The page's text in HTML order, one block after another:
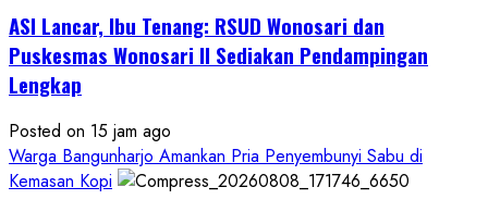
ASI Lancar, Ibu Tenang: RSUD Wonosari dan
Puskesmas Wonosari II Sediakan Pendampingan
Lengkap
Posted on 15 jam ago
Warga Bangunharjo Amankan Pria Penyembunyi Sabu di
Kemasan Kopi